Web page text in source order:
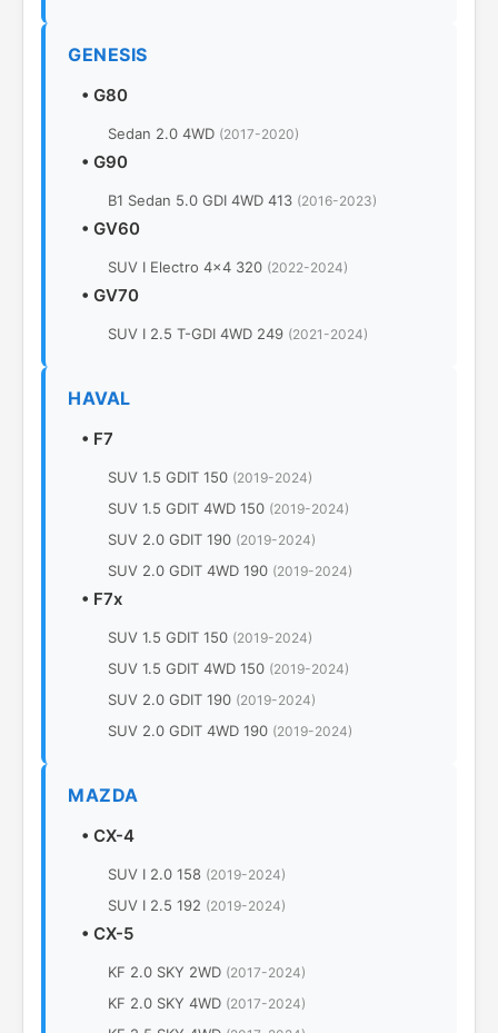
GENESIS
• G80
Sedan 2.0 4WD (2017-2020)
• G90
B1 Sedan 5.0 GDI 4WD 413 (2016-2023)
• GV60
SUV I Electro 4x4 320 (2022-2024)
• GV70
SUV I 2.5 T-GDI 4WD 249 (2021-2024)
HAVAL
• F7
SUV 1.5 GDIT 150 (2019-2024)
SUV 1.5 GDIT 4WD 150 (2019-2024)
SUV 2.0 GDIT 190 (2019-2024)
SUV 2.0 GDIT 4WD 190 (2019-2024)
• F7x
SUV 1.5 GDIT 150 (2019-2024)
SUV 1.5 GDIT 4WD 150 (2019-2024)
SUV 2.0 GDIT 190 (2019-2024)
SUV 2.0 GDIT 4WD 190 (2019-2024)
MAZDA
• CX-4
SUV I 2.0 158 (2019-2024)
SUV I 2.5 192 (2019-2024)
• CX-5
KF 2.0 SKY 2WD (2017-2024)
KF 2.0 SKY 4WD (2017-2024)